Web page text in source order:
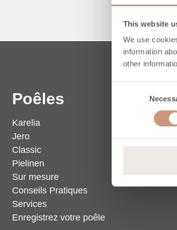
This website
We use
information
other
Poêles
Karelia
Jero
Classic
Pielinen
Sur mesure
Conseils Pratiques
Services
Enregistrez votre poêle